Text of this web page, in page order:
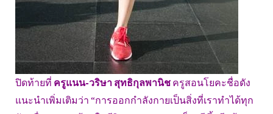
ปิดท้ายที่ ครูแนน-วริษา สุทธิกุลพานิช ครูสอนโยคะชื่อดัง
แนะนำเพิ่มเติมว่า “การออกกำลังกายเป็นสิ่งที่เราทำได้ทุก